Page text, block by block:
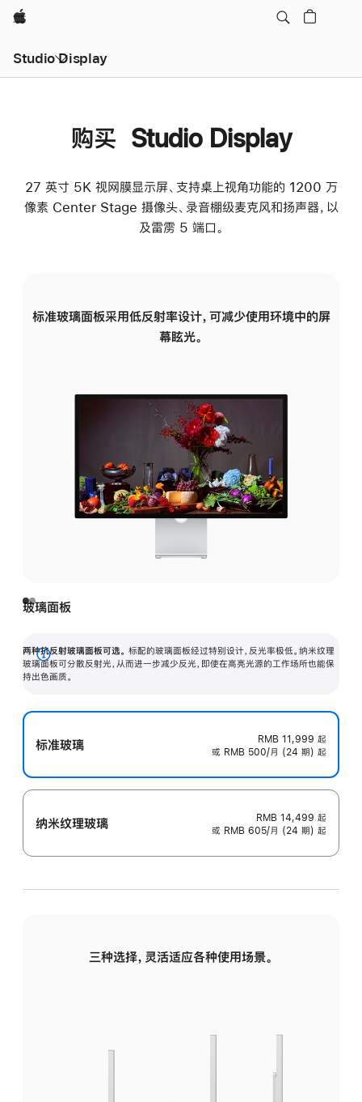
Apple
Studio Display
购买 Studio Display
27 英寸 5K 视网膜显示屏、支持桌上视角功能的 1200 万
像素 Center Stage 摄像头、录音棚级麦克风和扬声器，以
及雷雳 5 端口。
标准玻璃面板采用低反射率设计，可减少使用环境中的屏
幕眩光。
玻璃面板
两种抗反射玻璃面板可选。 标配的玻璃面板经过特别设计，反光率极低。纳米纹理
玻璃面板可分散反射光，从而进一步减少反光，即使在高亮光源的工作场所也能保
持出色画质。
展
开
标准玻璃 RMB 11,999 起
或 RMB 500/月 (24 期) 起
纳米纹理玻璃 RMB 14,499 起
或 RMB 605/月 (24 期) 起
三种选择，灵活适应各种使用场景。